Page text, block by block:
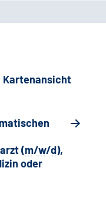
Kartenansicht
(m/w/d),
oder